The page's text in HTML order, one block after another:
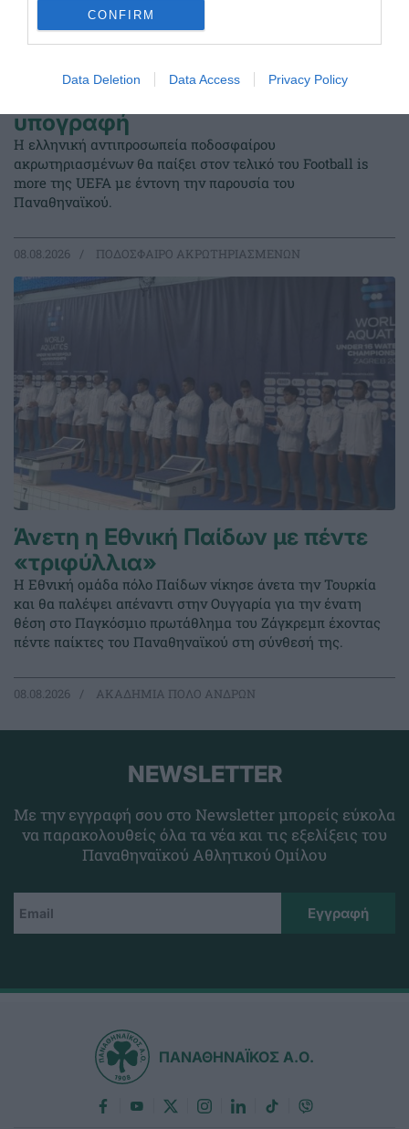
CONFIRM
Data Deletion Data Access Privacy Policy
υπογραφή
Η ελληνική αντιπροσωπεία ποδοσφαίρου
ακρωτηριασμένων θα παίξει στον τελικό του Football is
more της UEFA με έντονη την παρουσία του
Παναθηναϊκού.
08.08.2026 ΠΟΔΟΣΦΑΙΡΟ ΑΚΡΩΤΗΡΙΑΣΜΕΝΩΝ
Άνετη η Εθνική Παίδων με πέντε
«τριφύλλια»
Η Εθνική ομάδα πόλο Παίδων νίκησε άνετα την Τουρκία
και θα παλέψει απέναντι στην Ουγγαρία για την ένατη
θέση στο Παγκόσμιο πρωτάθλημα του Ζάγκρεμπ έχοντας
πέντε παίκτες του Παναθηναϊκού στη σύνθεσή της.
08.08.2026 ΑΚΑΔΗΜΙΑ ΠΟΛΟ ΑΝΔΡΩΝ
NEWSLETTER
Με την εγγραφή σου στο Newsletter μπορείς εύκολα
να παρακολουθείς όλα τα νέα και τις εξελίξεις του
Παναθηναϊκού Αθλητικού Ομίλου
ΠΑΝΑΘΗΝΑΪΚΟΣ Α.Ο.